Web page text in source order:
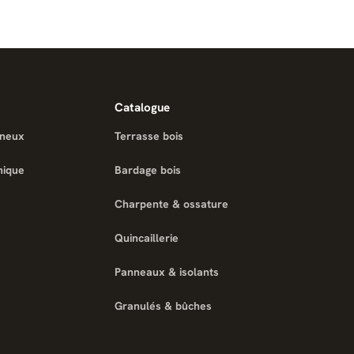
Catalogue
Terrasse bois
Bardage bois
Charpente & ossature
Quincaillerie
Panneaux & isolants
Granulés & bûches